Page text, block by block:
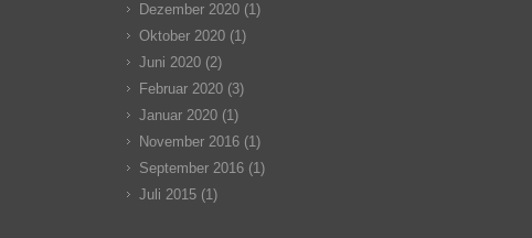
Dezember 2020 (1)
Oktober 2020 (1)
Juni 2020 (2)
Februar 2020 (3)
Januar 2020 (1)
November 2016 (1)
September 2016 (1)
Juli 2015 (1)